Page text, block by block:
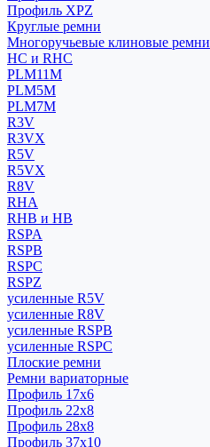
Профиль XPZ
Круглые ремни
Многоручьевые клиновые ремни
HC и RHC
PLM11M
PLM5M
PLM7M
R3V
R3VX
R5V
R5VX
R8V
RHA
RHB и HB
RSPA
RSPB
RSPC
RSPZ
усиленные R5V
усиленные R8V
усиленные RSPB
усиленные RSPC
Плоские ремни
Ремни вариаторные
Профиль 17x6
Профиль 22x8
Профиль 28x8
Профиль 37x10